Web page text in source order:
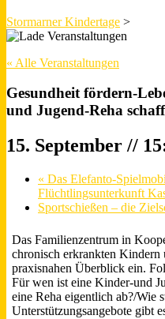
Stormarner Kindertage >
« Alle Veranstaltungen
Gesundheit fördern-
und Jugend-Reha
15. September //
« Das Elefanto-
Flüchtlingsunterkunft
Sportschießen – die
Das Familienzentrum in
chronisch erkrankten Kindern
praxisnahen Überblick ein.
Für wen ist eine Kinder-und
eine Reha eigentlich ab?/Wie
Unterstützungsangebote gibt